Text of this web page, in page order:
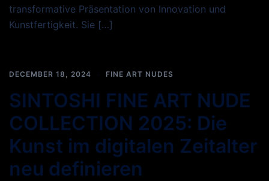
transformative Präsentation von Innovation und
Kunstfertigkeit. Sie […]
DECEMBER 18, 2024 FINE ART NUDES
SINTOSHI FINE ART NUDE
COLLECTION 2025: Die
Kunst im digitalen Zeitalter
neu definieren